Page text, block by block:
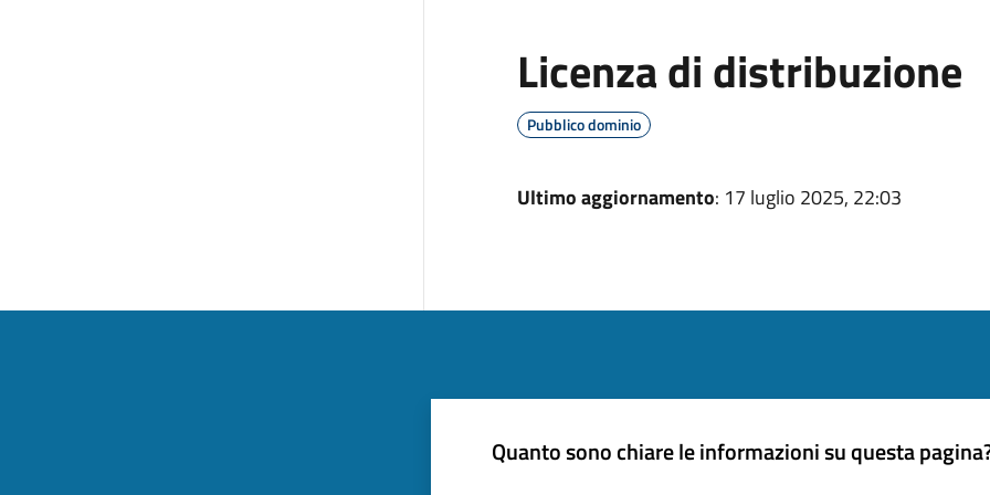
Licenza di distribuzione
Pubblico dominio
Ultimo aggiornamento: 17 luglio 2025, 22:03
Quanto sono chiare le informazioni su questa